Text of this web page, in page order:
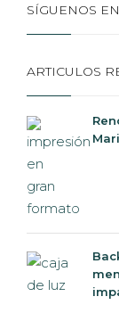
SÍGUENOS
ARTICULOS